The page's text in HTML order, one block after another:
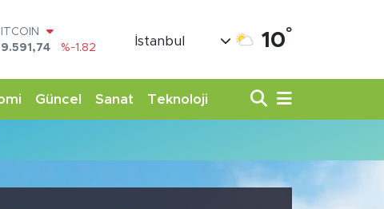
%-1.82
%0.02
İstanbul 10°
Güncel Sanat Teknoloji